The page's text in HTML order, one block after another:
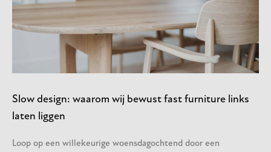
Slow design: waarom wij bewust fast furniture links
laten liggen
Loop op een willekeurige woensdagochtend door een